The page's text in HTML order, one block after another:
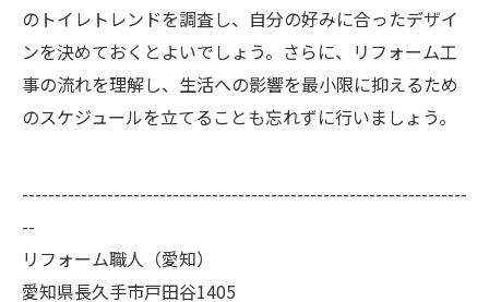
のトイレトレンドを調査し、自分の好みに合ったデザイ
ンを決めておくとよいでしょう。さらに、リフォーム工
事の流れを理解し、生活への影響を最小限に抑えるため
のスケジュールを立てることも忘れずに行いましょう。
--------------------------------------------------------------------
--
リフォーム職人（愛知）
愛知県長久手市戸田谷1405